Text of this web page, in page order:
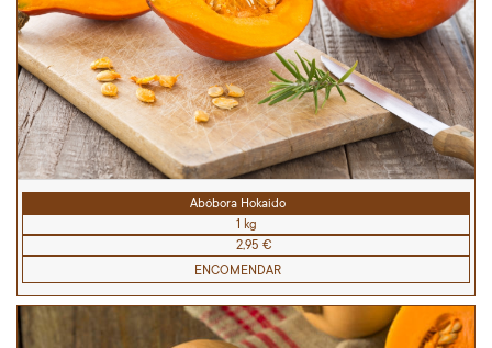
Abóbora Hokaido
1 kg
2,95 €
ENCOMENDAR